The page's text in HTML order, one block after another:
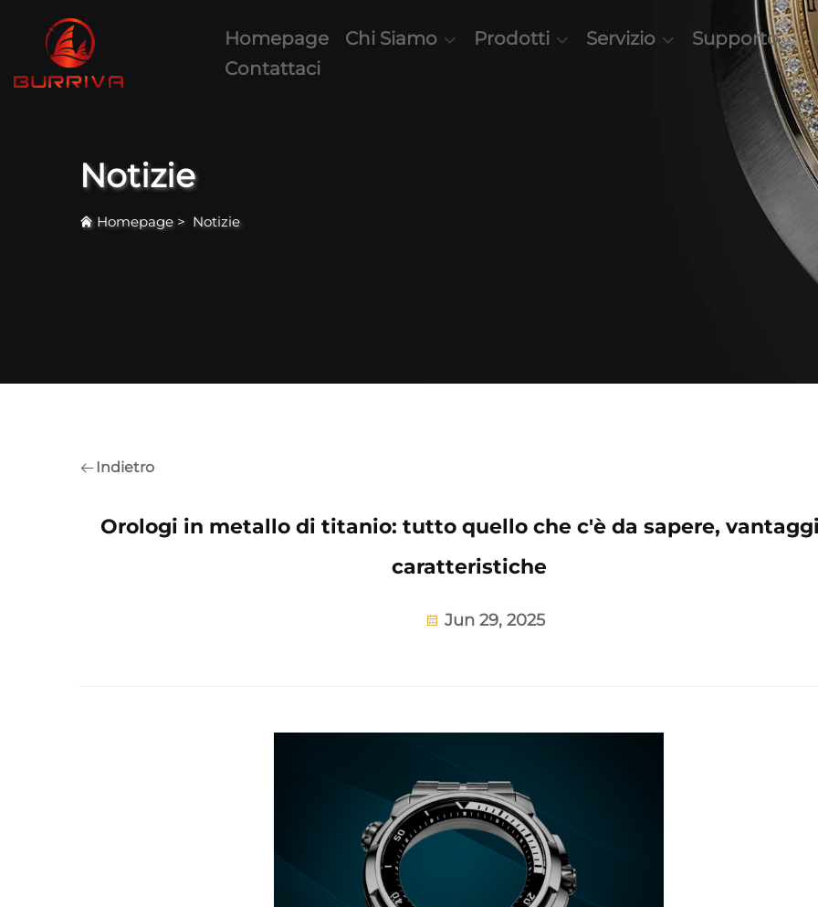
Homepage Chi Siamo Prodotti Servizio Supporto
Contattaci
Notizie
Homepage > Notizie
Indietro
Orologi in metallo di titanio: tutto quello che c'è da sapere,
caratteristiche
Jun 29, 2025